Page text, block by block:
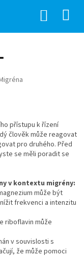
přístupu k řízení
člověk může reagovat
pro druhého. Před
se měli poradit se
v kontextu migrény:
může být
frekvenci a intenzitu
riboflavin může
v souvislosti s
že může pomoci